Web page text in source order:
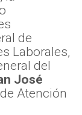
de
Laborales,
del
José
Atención